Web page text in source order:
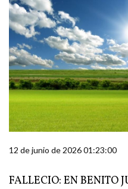
12 de junio de 2026 01:23:00
FALLECIO: EN BENITO